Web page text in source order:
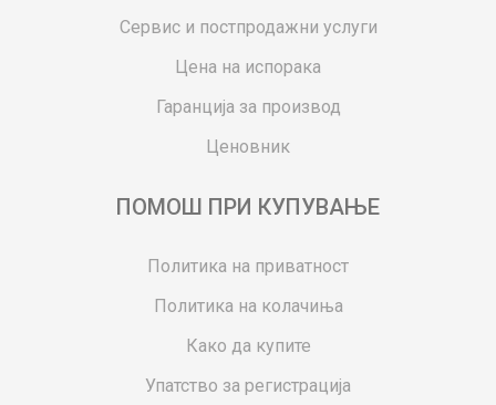
Сервис и постпродажни услуги
Цена на испорака
Гаранција за производ
Ценовник
ПОМОШ ПРИ КУПУВАЊЕ
Политика на приватност
Политика на колачиња
Како да купите
Упатство за регистрација